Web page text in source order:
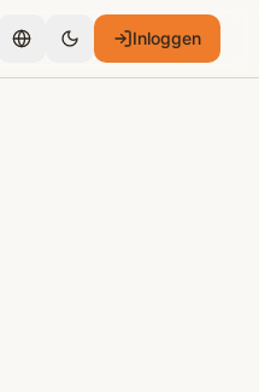
Nederlands Inloggen